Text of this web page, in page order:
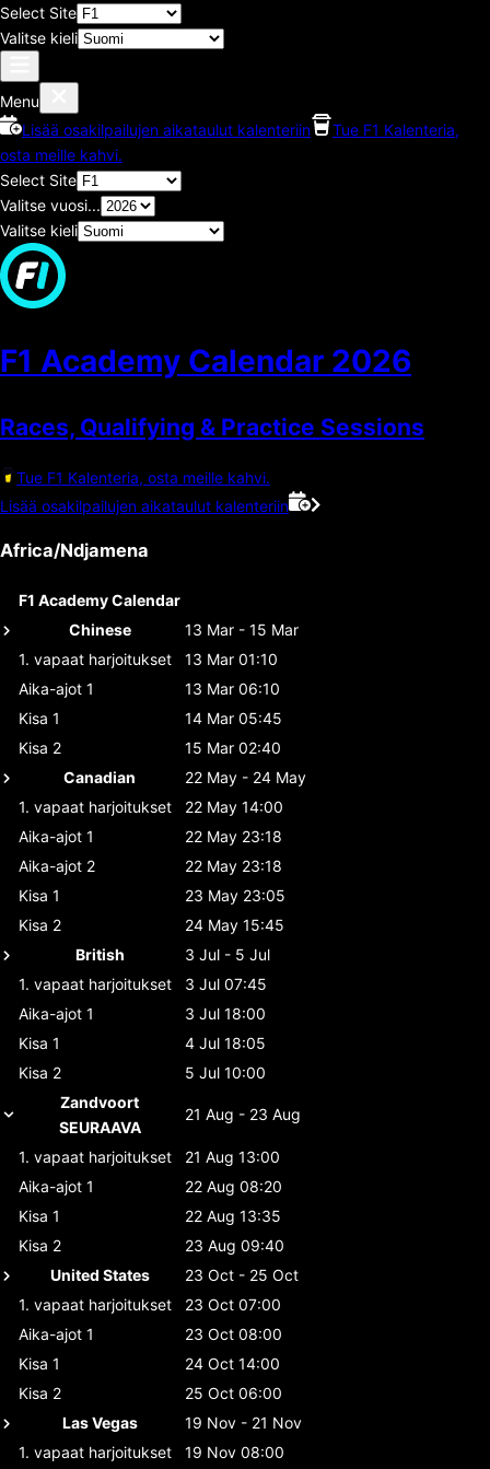
Select Site
Valitse kieli
Menu
Lisää osakilpailujen aikataulut kalenteriin
Tue F1 Kalenteria,
osta meille kahvi.
Select Site
Valitse vuosi...
Valitse kieli
F1 Academy Calendar 2026
Races, Qualifying & Practice Sessions
Tue F1 Kalenteria, osta meille kahvi.
Lisää osakilpailujen aikataulut kalenteriin
Africa/Ndjamena
F1 Academy Calendar
Chinese
13 Mar - 15 Mar
1. vapaat harjoitukset
13 Mar 01:10
Aika-ajot 1
13 Mar 06:10
Kisa 1
14 Mar 05:45
Kisa 2
15 Mar 02:40
Canadian
22 May - 24 May
1. vapaat harjoitukset
22 May 14:00
Aika-ajot 1
22 May 23:18
Aika-ajot 2
22 May 23:18
Kisa 1
23 May 23:05
Kisa 2
24 May 15:45
British
3 Jul - 5 Jul
1. vapaat harjoitukset
3 Jul 07:45
Aika-ajot 1
3 Jul 18:00
Kisa 1
4 Jul 18:05
Kisa 2
5 Jul 10:00
Zandvoort
SEURAAVA
21 Aug - 23 Aug
1. vapaat harjoitukset
21 Aug 13:00
Aika-ajot 1
22 Aug 08:20
Kisa 1
22 Aug 13:35
Kisa 2
23 Aug 09:40
United States
23 Oct - 25 Oct
1. vapaat harjoitukset
23 Oct 07:00
Aika-ajot 1
23 Oct 08:00
Kisa 1
24 Oct 14:00
Kisa 2
25 Oct 06:00
Las Vegas
19 Nov - 21 Nov
1. vapaat harjoitukset
19 Nov 08:00